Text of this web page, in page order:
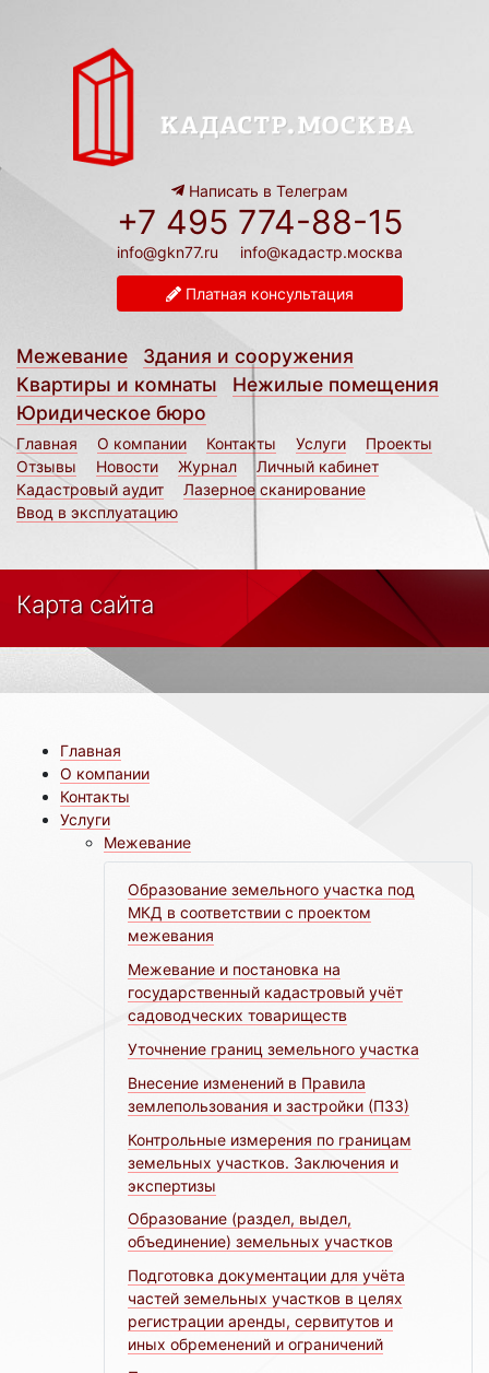
Написать в Телеграм
+7 495 774-88-15
info@gkn77.ru info@кадастр.москва
Платная консультация
Межевание
Здания и сооружения
Квартиры и комнаты
Нежилые помещения
Юридическое бюро
Главная О компании Контакты Услуги
Проекты
Отзывы
Новости Журнал
Личный кабинет
Кадастровый аудит
Лазерное сканирование
Ввод в эксплуатацию
Карта сайта
Главная
О компании
Контакты
Услуги
Межевание
Образование земельного участка под
МКД в соответствии с проектом
межевания
Межевание и постановка на
государственный кадастровый учёт
садоводческих товариществ
Уточнение границ земельного участка
Внесение изменений в Правила
землепользования и застройки (ПЗЗ)
Контрольные измерения по границам
земельных участков. Заключения и
экспертизы
Образование (раздел, выдел,
объединение) земельных участков
Подготовка документации для учёта
частей земельных участков в целях
регистрации аренды, сервитутов и
иных обременений и ограничений